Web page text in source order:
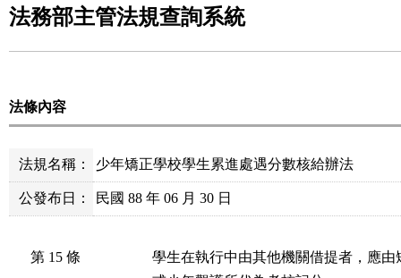
法務部主管法規查詢系統
法條內容
法規名稱： 少年矯正學校學生累進處遇分數核給辦法
公發布日： 民國 88 年 06 月 30 日
第 15 條
學生在執行中由其他機關借提者，應